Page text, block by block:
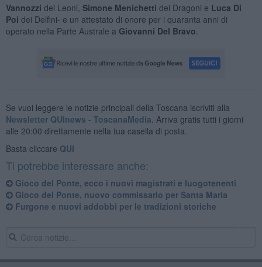
Vannozzi dei Leoni, Simone Menichetti dei Dragoni e Luca Di
Poi dei Delfini- e un attestato di onore per i quaranta anni di
operato nella Parte Australe a Giovanni Del Bravo
Se vuoi leggere le notizie principali della Toscana iscriviti alla
Newsletter QUInews - ToscanaMedia. Arriva gratis tutti i giorni
alle 20:00 direttamente nella tua casella di posta.
Basta cliccare QUI
Ti potrebbe interessare anche:
Gioco del Ponte, ecco i nuovi magistrati e luogotenenti
Gioco del Ponte, nuovo commissario per Santa Maria
Furgone e nuovi addobbi per le tradizioni storiche